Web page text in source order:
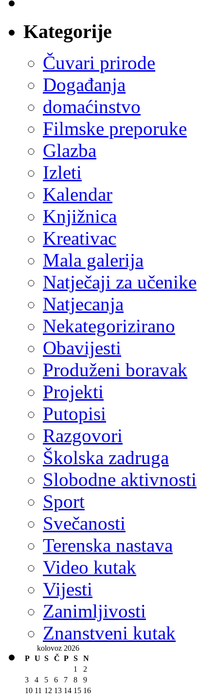
Filmske preporuke
Glazba
Izleti
Kalendar
Knjižnica
Kreativac
Mala galerija
Natječaji za učenike
Natjecanja
Nekategorizirano
Obavijesti
Produženi boravak
Projekti
Putopisi
Razgovori
Školska zadruga
Slobodne aktivnosti
Sport
Svečanosti
Terenska nastava
Video kutak
Vijesti
Zanimljivosti
Znanstveni kutak
kolovoz 2026
P
S Č P S
N
1
2
3
5 6 7 8
9
12 13 14 15 16
17
19 20 21 22 23
26 27 28 29 30
31
« srp
Arhiva članaka: